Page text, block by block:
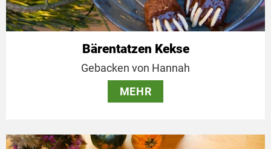
Bärentatzen Kekse
Gebacken von Hannah
MEHR